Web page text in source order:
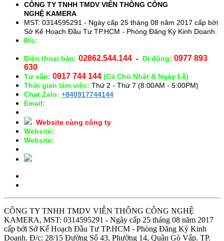
CÔNG TY TNHH TMDV VIỄN THÔNG CÔNG
NGHỆ KAMERA
MST: 0314595291 - Ngày cấp 25 tháng 08 năm 2017 cấp bởi
Sở Kế Hoạch Đầu Tư TP.HCM - Phòng Đăng Ký Kinh Doanh.
Đ/c:
Điện thoại bàn: 02862.544.144 - Di động: 0977 893
630
Tư vấn: 0917 744 144 (Cả Chủ Nhật & Ngày Lễ)
Thời gian làm việc: Thứ 2 - Thứ 7 (8:00AM - 5:00PM)
Chat Zalo: +840917744144
Email:
Website cùng công ty
Website:
Website:
CÔNG TY TNHH TMDV VIỄN THÔNG CÔNG NGHỆ
KAMERA, MST: 0314595291 - Ngày cấp 25 tháng 08 năm 2017
cấp bởi Sở Kế Hoạch Đầu Tư TP.HCM - Phòng Đăng Ký Kinh
Doanh. Đ/c: 28/15 Đường Số 43, Phường 14, Quận Gò Vấp. TP.